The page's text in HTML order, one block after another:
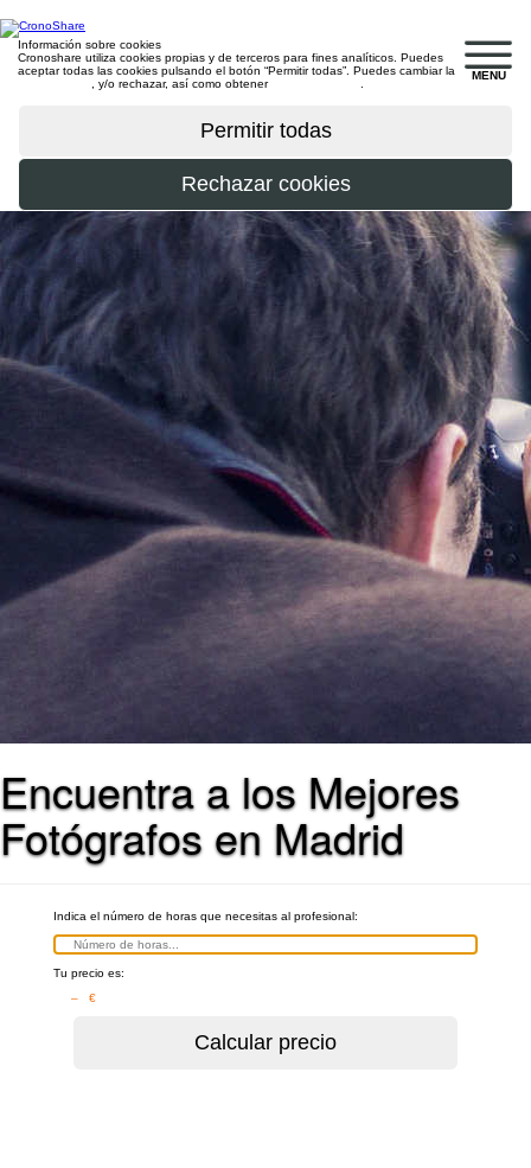
MENU
Información sobre cookies
Cronoshare utiliza cookies propias y de terceros para fines analíticos. Puedes
aceptar todas las cookies pulsando el botón “Permitir todas”. Puedes cambiar la
, y/o rechazar, así como obtener
Encuentra a los Mejores
Fotógrafos en Madrid
Indica el número de horas que necesitas al profesional:
Tu precio es:
– €